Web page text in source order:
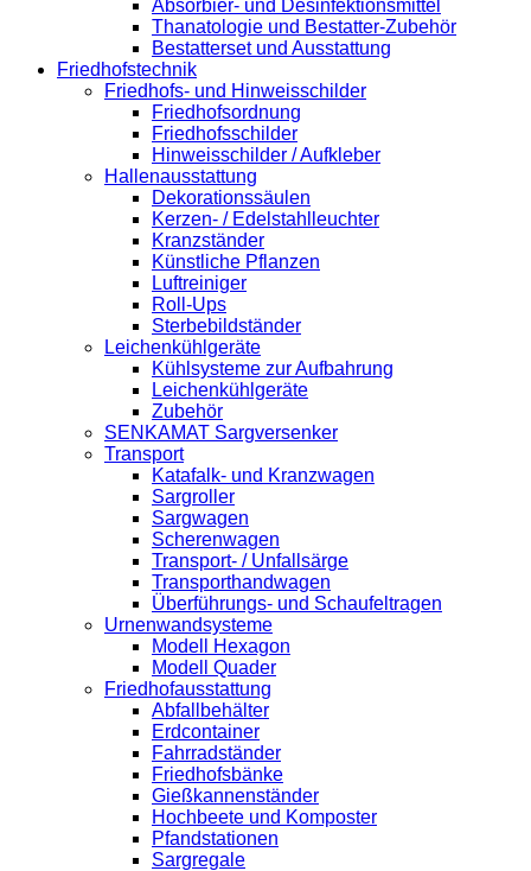
Absorbier- und Desinfektionsmittel
Thanatologie und Bestatter-Zubehör
Bestatterset und Ausstattung
Friedhofstechnik
Friedhofs- und Hinweisschilder
Friedhofsordnung
Friedhofsschilder
Hinweisschilder / Aufkleber
Hallenausstattung
Dekorationssäulen
Kerzen- / Edelstahlleuchter
Kranzständer
Künstliche Pflanzen
Luftreiniger
Roll-Ups
Sterbebildständer
Leichenkühlgeräte
Kühlsysteme zur Aufbahrung
Leichenkühlgeräte
Zubehör
SENKAMAT Sargversenker
Transport
Katafalk- und Kranzwagen
Sargroller
Sargwagen
Scherenwagen
Transport- / Unfallsärge
Transporthandwagen
Überführungs- und Schaufeltragen
Urnenwandsysteme
Modell Hexagon
Modell Quader
Friedhofausstattung
Abfallbehälter
Erdcontainer
Fahrradständer
Friedhofsbänke
Gießkannenständer
Hochbeete und Komposter
Pfandstationen
Sargregale